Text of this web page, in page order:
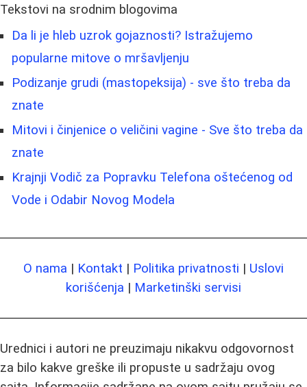
Tekstovi na srodnim blogovima
Da li je hleb uzrok gojaznosti? Istražujemo
popularne mitove o mršavljenju
Podizanje grudi (mastopeksija) - sve što treba da
znate
Mitovi i činjenice o veličini vagine - Sve što treba da
znate
Krajnji Vodič za Popravku Telefona oštećenog od
Vode i Odabir Novog Modela
O nama | Kontakt | Politika privatnosti | Uslovi
korišćenja | Marketinški servisi
Urednici i autori ne preuzimaju nikakvu odgovornost
za bilo kakve greške ili propuste u sadržaju ovog